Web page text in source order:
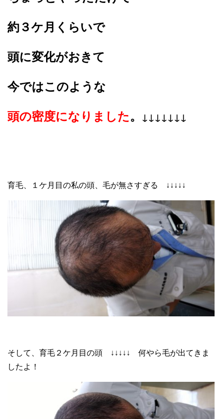
約３ケ月くらいで
頭に変化がおきて
今ではこのような
頭の密度になりました。 ↓↓↓↓↓↓↓
育毛、１ケ月目の私の頭、毛が無さすぎる ↓↓↓↓↓
そして、育毛２ケ月目の頭 ↓↓↓↓↓ 何やら毛が出てきま
したよ！